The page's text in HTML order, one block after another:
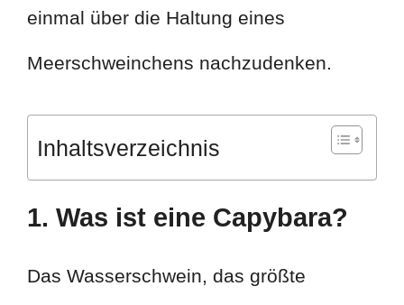
einmal über die Haltung eines
Meerschweinchens nachzudenken.
Inhaltsverzeichnis
1. Was ist eine Capybara?
Das Wasserschwein, das größte